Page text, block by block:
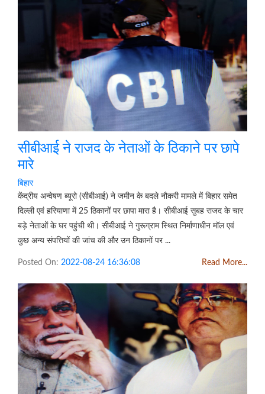
सीबीआई ने राजद के नेताओं के ठिकाने पर छापे
मारे
बिहार
केंद्रीय अन्वेषण ब्यूरो (सीबीआई) ने जमीन के बदले नौकरी मामले में बिहार समेत
दिल्ली एवं हरियाणा में 25 ठिकानों पर छापा मारा है। सीबीआई सुबह राजद के चार
बड़े नेताओं के घर पहुंची थी। सीबीआई ने गुरूग्राम स्थित निर्माणाधीन मॉल एवं
कुछ अन्य संपत्तियों की जांच की और उन ठिकानों पर ...
Posted On: 2022-08-24 16:36:08 Read More...